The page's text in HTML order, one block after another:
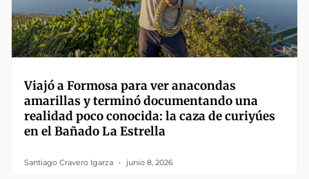
Viajó a Formosa para ver anacondas
amarillas y terminó documentando una
realidad poco conocida: la caza de curiyúes
en el Bañado La Estrella
Santiago Cravero Igarza junio 8, 2026